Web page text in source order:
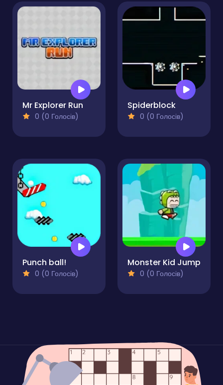
Mr Explorer Run
0 (0 Голосів)
Spiderblock
0 (0 Голосів)
Punch ball!
0 (0 Голосів)
Monster Kid Jump
0 (0 Голосів)